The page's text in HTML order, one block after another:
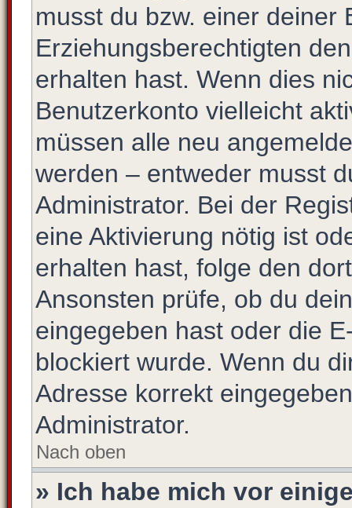
musst du bzw. einer deiner
Erziehungsberechtigten
erhalten hast. Wenn dies
Benutzerkonto vielleicht
müssen alle neu
werden – entweder musst
Administrator. Bei der
eine Aktivierung nötig ist
erhalten hast, folge den
Ansonsten prüfe, ob du
eingegeben hast oder die
blockiert wurde. Wenn du
Adresse korrekt
Administrator.
Nach oben
» Ich habe mich vor